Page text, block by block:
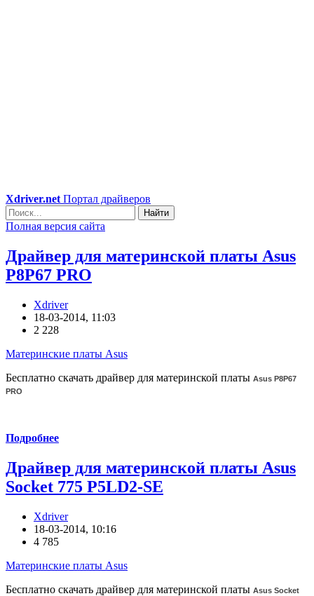
Xdriver.net Портал драйверов
Найти
Полная версия сайта
Драйвер для материнской платы Asus
P8P67 PRO
Xdriver
18-03-2014, 11:03
2 228
Материнские платы Asus
Бесплатно скачать драйвер для материнской платы Asus P8P67
PRO
Подробнее
Драйвер для материнской платы Asus
Socket 775 P5LD2-SE
Xdriver
18-03-2014, 10:16
4 785
Материнские платы Asus
Бесплатно скачать драйвер для материнской платы Asus Socket